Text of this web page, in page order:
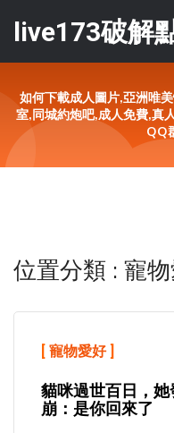
live173破解
如何下載成人圖片,亞洲唯
室,同城約炮吧,成人免費,真
QQ
位置分類 : 寵
[ 寵物愛好]
貓咪過世百日，
崩：是你回來了